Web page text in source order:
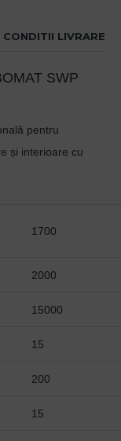
CONDITII LIVRARE
SWP
pentru
și interioare cu
1700
2000
15000
15
200
15